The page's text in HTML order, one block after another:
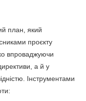
план, який
проєкту
впроваджуючи
а й у
Інструментами